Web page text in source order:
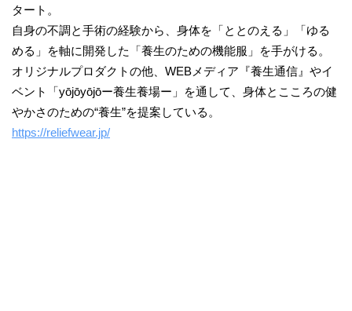
タート。
自身の不調と手術の経験から、身体を「ととのえる」「ゆる
める」を軸に開発した「養生のための機能服」を手がける。
オリジナルプロダクトの他、WEBメディア『養生通信』やイ
ベント「yōjōyōjōー養生養場ー」を通して、身体とこころの健
やかさのための“養生”を提案している。
https://reliefwear.jp/